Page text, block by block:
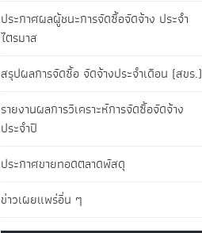
ประกาศผลผู้ชนะการจัดซื้อจัดจ้าง ประจำ
ไตรมาส
สรุปผลการจัดซื้อ จัดจ้างประจำเดือน (สขร.)
รายงานผลการวิเคราะห์การจัดซื้อจัดจ้าง
ประจำปี
ประกาศขายทอดตลาดพัสดุ
ข่าวเผยแพร่อื่น ๆ